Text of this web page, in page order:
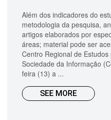
Além dos indicadores do
metodologia da pesquisa,
artigos elaborados por
áreas; material pode ser
Centro Regional de
Sociedade da Informação
feira (13) a ...
SEE MORE